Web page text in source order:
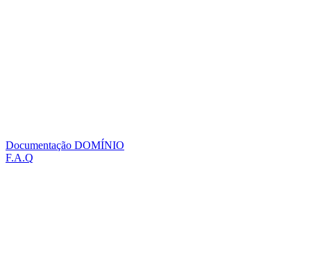
Documentação DOMÍNIO
F.A.Q